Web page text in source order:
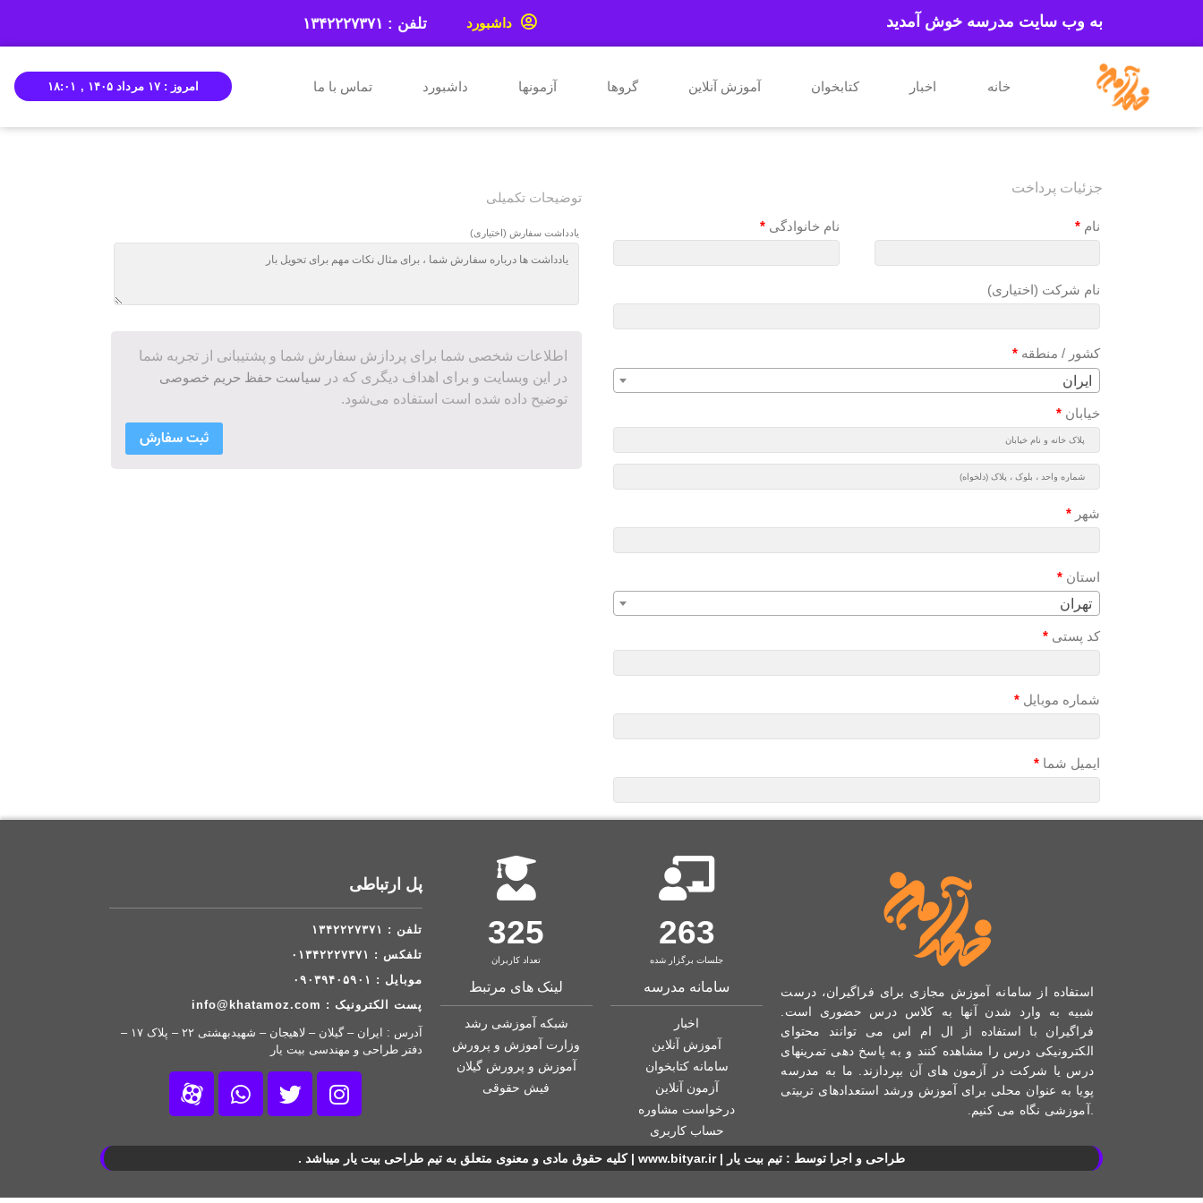
به وب سایت مدرسه خوش آمدید داشبورد تلفن : ۱۳۴۲۲۲۷۳۷۱
خانه اخبار کتابخوان آموزش آنلاین گروها آزمونها داشبورد تماس با ما امروز : ۱۷ مرداد ۱۴۰۵ , ۱۸:۰۱
جزئیات پرداخت
نام * نام خانوادگی*
نام شرکت (اختیاری)
کشور / منطقه *
ایران
خیابان *
شهر *
استان *
تهران
کد پستی *
شماره موبایل *
ایمیل شما *
توضیحات تکمیلی
یادداشت سفارش (اختیاری)
اطلاعات شخصی شما برای پردازش سفارش شما و پشتیبانی از تجربه شما
در این وبسایت و برای اهداف دیگری که در سیاست حفظ حریم خصوصی
توضیح داده شده است استفاده می‌شود.
ثبت سفارش
استفاده از سامانه آموزش مجازی برای فراگیران، درست
شبیه به وارد شدن آنها به کلاس درس حضوری است.
فراگیران با استفاده از ال ام اس می توانند محتوای
الکترونیکی درس را مشاهده‌ کنند و به پاسخ دهی تمرینهای
درس یا شرکت در آزمون های آن بپردازند. ما به مدرسه
پویا به عنوان محلی برای آموزش ورشد استعدادهای تربیتی
.آموزشی نگاه می کنیم.
263
جلسات برگزار شده
سامانه مدرسه
اخبار
آموزش آنلاین
سامانه کتابخوان
آزمون آنلاین
درخواست مشاوره
حساب کاربری
325
تعداد کاربران
لینک های مرتبط
شبکه آموزشی رشد
وزارت آموزش و پرورش
آموزش و پرورش گیلان
فیش حقوقی
پل ارتباطی
تلفن : ۱۳۴۲۲۲۷۳۷۱
تلفکس : ۰۱۳۴۲۲۲۷۳۷۱
موبایل : ۰۹۰۳۹۴۰۵۹۰۱
پست الکترونیک : info@khatamoz.com
آدرس : ایران – گیلان – لاهیجان – شهیدبهشتی ۲۲ – پلاک ۱۷ –
دفتر طراحی و مهندسی بیت یار
طراحی و اجرا توسط : تیم بیت یار | www.bityar.ir | کلیه حقوق مادی و معنوی متعلق به تیم طراحی بیت یار میباشد .